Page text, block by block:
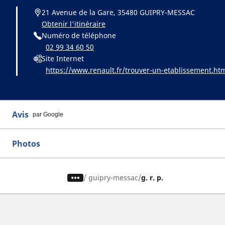
21 Avenue de la Gare, 35480 GUIPRY-MESSAC
Obtenir l'itinéraire
Numéro de téléphone
02 99 34 60 50
Site Internet
https://www.renault.fr/trouver-un-
Avis par Google
Photos
/ guipry-messac g. r. p.